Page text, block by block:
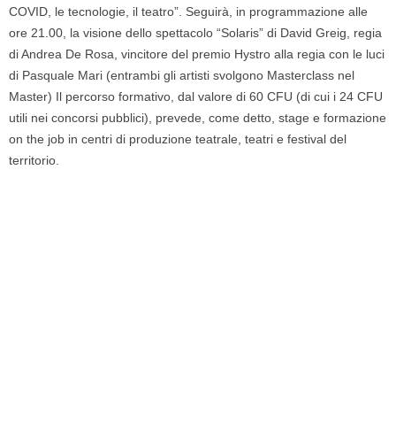
COVID, le tecnologie, il teatro”. Seguirà, in programmazione alle
ore 21.00, la visione dello spettacolo “Solaris” di David Greig, regia
di Andrea De Rosa, vincitore del premio Hystro alla regia con le luci
di Pasquale Mari (entrambi gli artisti svolgono Masterclass nel
Master) Il percorso formativo, dal valore di 60 CFU (di cui i 24 CFU
utili nei concorsi pubblici), prevede, come detto, stage e formazione
on the job in centri di produzione teatrale, teatri e festival del
territorio.